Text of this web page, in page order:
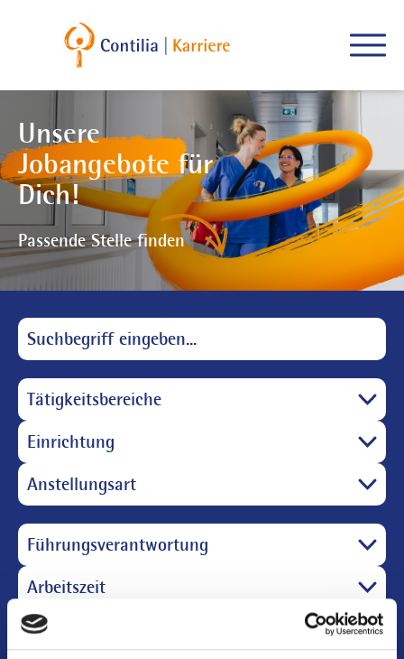
Unsere
Jobangebote für
Dich!
Passende Stelle finden
Suchfeld
Tätigkeitsbereiche
Einrichtung
Anstellungsart
Führungsverantwortung
Arbeitszeit
Schwelm